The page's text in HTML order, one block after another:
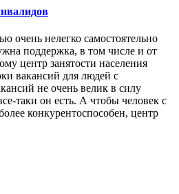
очень нелегко самостоятельно
поддержка, в том числе и от
центр занятости населения
вакансий для людей с
не очень велик в силу
таки он есть. А чтобы человек с
конкурентоспособен, центр